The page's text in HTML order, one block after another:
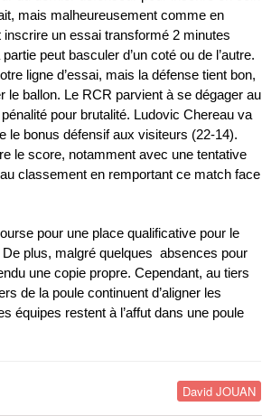
mais malheureusement comme en
un essai transformé 2 minutes
peut basculer d’un coté ou de l’autre.
ligne d’essai, mais la défense tient bon,
ballon. Le RCR parvient à se dégager au
pour brutalité. Ludovic Chereau va
le bonus défensif aux visiteurs (22-14).
le score, notamment avec une tentative
classement en remportant ce match face
pour une place qualificative pour le
plus, malgré quelques absences pour
une copie propre. Cependant, au tiers
de la poule continuent d’aligner les
équipes restent à l’affut dans une poule
David JOUAN